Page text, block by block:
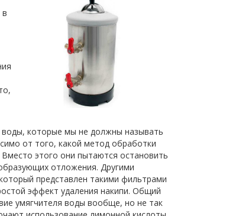
воды, которые мы не должны называть
от того, какой метод обработки
этого они пытаются остановить
отложения. Другими
представлен такими фильтрами
эффект удаления накипи. Общий
умягчителя воды вообще, но не так